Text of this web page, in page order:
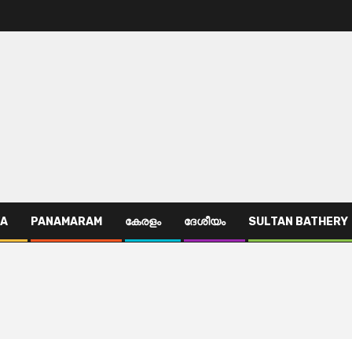
PANAMARAM കേരളം ദേശീയം SULTAN BATHERY